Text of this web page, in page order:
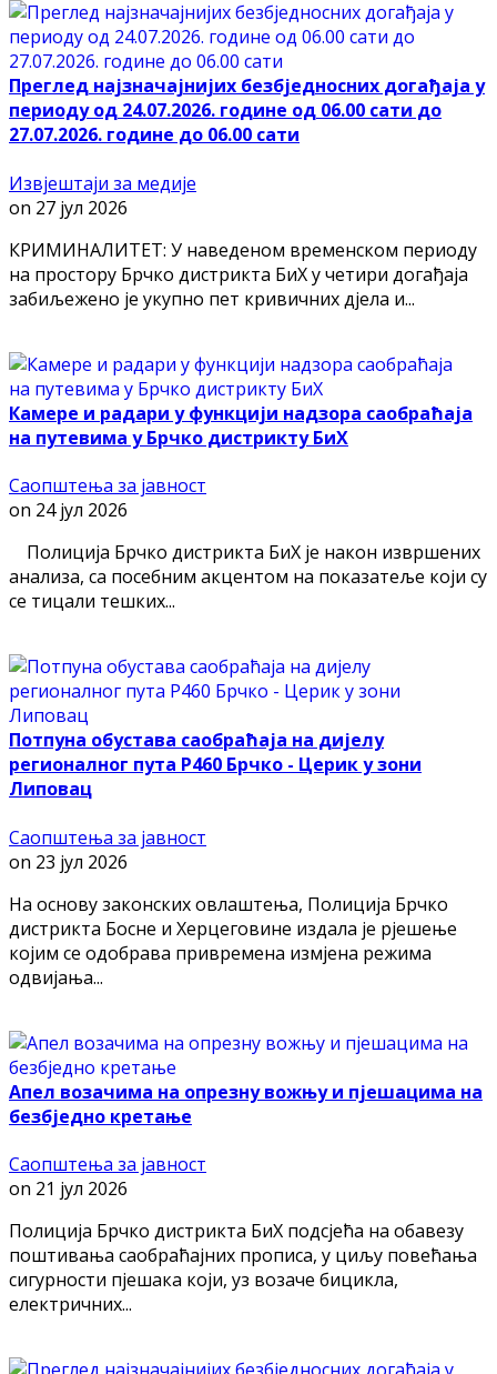
Преглед најзначајнијих безбједносних догађаја у
периоду од 24.07.2026. године од 06.00 сати до
27.07.2026. године до 06.00 сати
Извјештаји за медије
on 27 јул 2026
КРИМИНАЛИТЕТ: У наведеном временском периоду
на простору Брчко дистрикта БиХ у четири догађаја
забиљежено је укупно пет кривичних дјела и...
Камере и радари у функцији надзора саобраћаја
на путевима у Брчко дистрикту БиХ
Саопштења за јавност
on 24 јул 2026
Полиција Брчко дистрикта БиХ је након извршених
анализа, са посебним акцентом на показатеље који су
се тицали тешких...
Потпуна обустава саобраћаја на дијелу
регионалног пута Р460 Брчко - Церик у зони
Липовац
Саопштења за јавност
on 23 јул 2026
На основу законских овлаштења, Полиција Брчко
дистрикта Босне и Херцеговине издала је рјешење
којим се одобрава привремена измјена режима
одвијања...
Апел возачима на опрезну вожњу и пјешацима на
безбједно кретање
Саопштења за јавност
on 21 јул 2026
Полиција Брчко дистрикта БиХ подсјећа на обавезу
поштивања саобраћајних прописа, у циљу повећања
сигурности пјешака који, уз возаче бицикла,
електричних...